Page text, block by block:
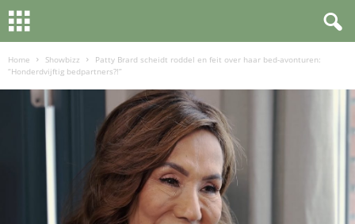
Home Showbizz
Patty Brard scheidt roddel en feit over haar bed-avonturen:
“Honderdvijftig bedpartners?!”